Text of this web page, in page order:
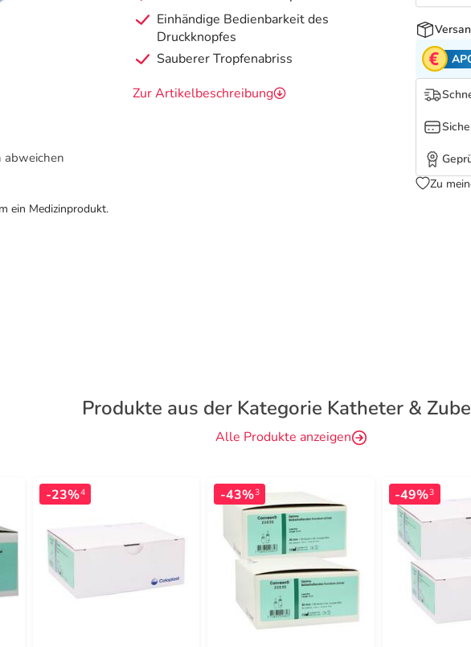
abweichen
Einhändige Bedienbarkeit des
Druckknopfes
Sauberer Tropfenabriss
Zur Artikelbeschreibung
Zu
ein Medizinprodukt.
Produkte aus der Kategorie Katheter &
Alle Produkte anzeigen
-23%4 -43%3 -49%3